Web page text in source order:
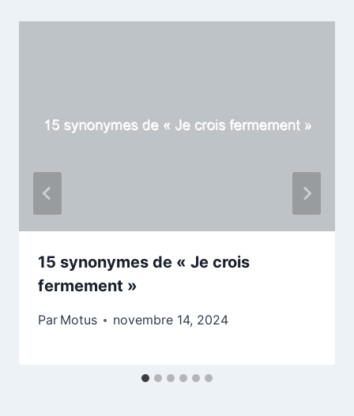
15 synonymes de « Je crois
fermement »
Par Motus novembre 14, 2024